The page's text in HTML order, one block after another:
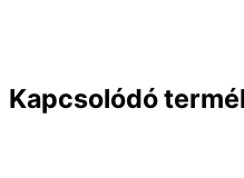
Kapcsolódó